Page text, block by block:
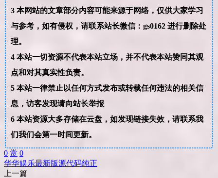
3本网站的文章部分内容可能来源于网络，仅供大家学习
与参考，如有侵权，请联系站长微信：gs0162 进行删除处
理。
4本站一切资源不代表本站立场，并不代表本站赞同其观
点和对其真实性负责。
5本站一律禁止以任何方式发布或转载任何违法的相关信
息，访客发现请向站长举报
6本站资源大多存储在云盘，如发现链接失效，请联系我
们我们会第一时间更新。
0 赏 0
华华娱乐最新版源代码纯正
上一篇